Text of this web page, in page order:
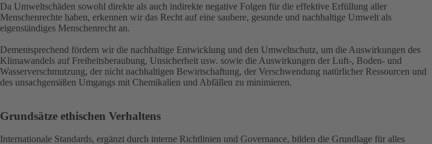
Da Umweltschäden sowohl direkte als auch indirekte negative Folgen für die effektive Erfüllung aller
Menschenrechte haben, erkennen wir das Recht auf eine saubere, gesunde und nachhaltige Umwelt als
eigenständiges Menschenrecht an.
Dementsprechend fördern wir die nachhaltige Entwicklung und den Umweltschutz, um die Auswirkungen des
Klimawandels auf Freiheitsberaubung, Unsicherheit usw. sowie die Auswirkungen der Luft-, Boden- und
Wasserverschmutzung, der nicht nachhaltigen Bewirtschaftung, der Verschwendung natürlicher Ressourcen und
des unsachgemäßen Umgangs mit Chemikalien und Abfällen zu minimieren.
Grundsätze ethischen Verhaltens
Internationale Standards, ergänzt durch interne Richtlinien und Governance, bilden die Grundlage für alles